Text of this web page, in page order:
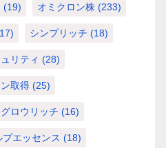
(19) オミクロン株 (233)
シンプリッチ (18)
リティ (28)
ン取得 (25)
ロウリッチ (16)
エッセンス (18)